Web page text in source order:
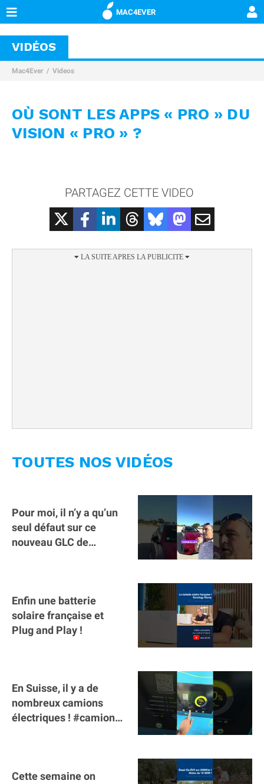
MAC4EVER
VIDÉOS
Mac4Ever Videos
OÙ SONT LES APPS « PRO » DU
VISION « PRO » ?
PARTAGEZ CETTE VIDEO
TOUTES NOS VIDÉOS
Pour moi, il n’y a qu’un
seul défaut sur ce
nouveau GLC de
Enfin une batterie
solaire française et
Plug and Play !
En Suisse, il y a de
nombreux camions
électriques ! #camion
Cette semaine on